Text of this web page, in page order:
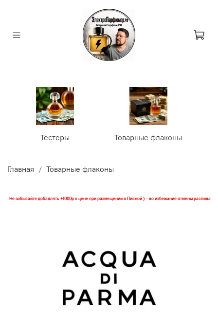
Тестеры Товарные флаконы
Главная Товарные флаконы
Не забывайте добавлять +1000р к цене при размещении в Пивной ) - во избежание отмены распива